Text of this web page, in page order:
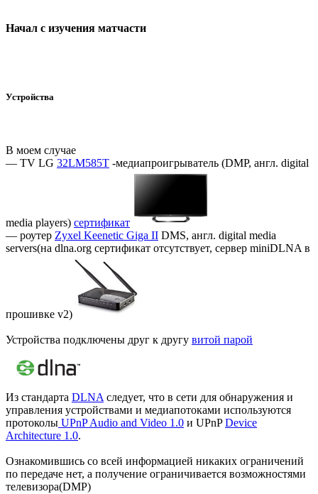
Начал с изучения матчасти
Устройства
В моем случае
— TV LG 32LM585T -медиапроигрыватель (DMP, англ. digital
media players) сертификат
— роутер Zyxel Keenetic Giga II DMS, англ. digital media
servers(на dlna.org сертификат отсутствует, сервер miniDLNA в
прошивке v2)
Устройства подключены друг к другу витой парой
Из стандарта DLNA следует, что в сети для обнаружения и
управления устройствами и медиапотоками используются
протоколы UPnP Audio and Video 1.0 и UPnPDevice
Architecture 1.0.
Ознакомившись со всей информацией никаких ограничений
по передаче нет, а получение ограничивается возможностями
телевизора(DMP)